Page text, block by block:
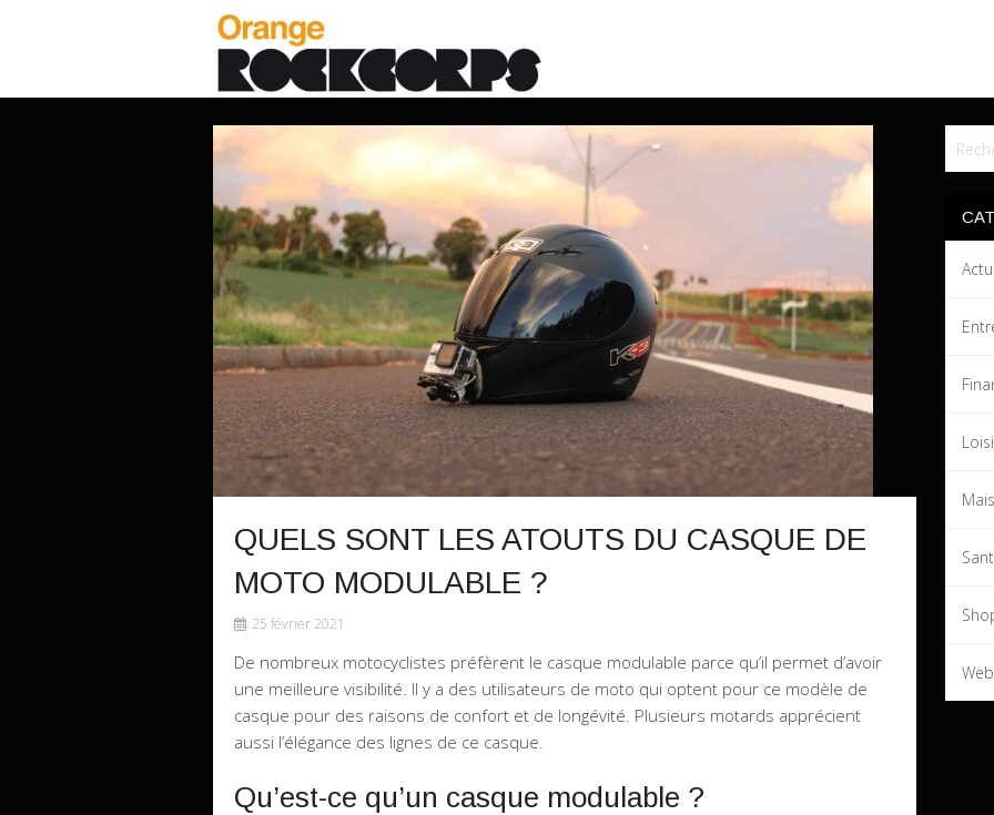
QUELS SONT LES ATOUTS DU CASQUE DE
MOTO MODULABLE ?
25 février 2021
De nombreux motocyclistes préfèrent le casque modulable parce qu’il permet d’avoir
une meilleure visibilité. Il y a des utilisateurs de moto qui optent pour ce modèle de
casque pour des raisons de confort et de longévité. Plusieurs motards apprécient
aussi l’élégance des lignes de ce casque.
Qu’est-ce qu’un casque modulable ?
Web